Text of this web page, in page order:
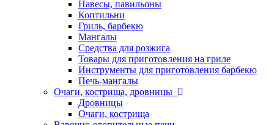
Навесы, павильоны
Коптильни
Гриль, барбекю
Мангалы
Средства для розжига
Товары для приготовления на гриле
Инструменты для приготовления барбекю
Печь-мангалы
Очаги, кострища, дровницы
Дровницы
Очаги, кострища